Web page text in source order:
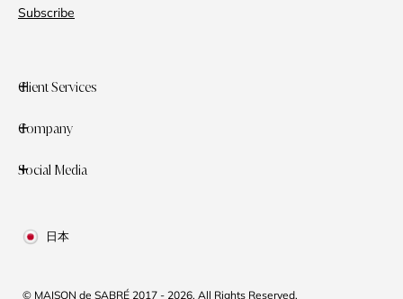
Subscribe
Client Services
Company
Social Media
日本
© MAISON de SABRÉ 2017 - 2026. All Rights Reserved.